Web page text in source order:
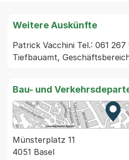
Weitere Auskünfte
Patrick Vacchini Tel.: 061
Tiefbauamt,
Bau- und
Zur
Münsterplatz 11
4051 Basel